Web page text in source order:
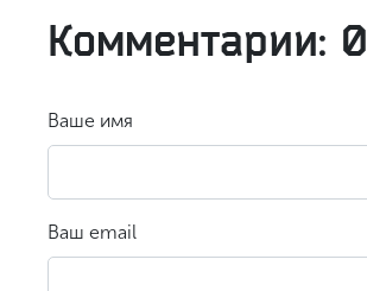
Комментарии: 0
Ваше имя
Ваш email